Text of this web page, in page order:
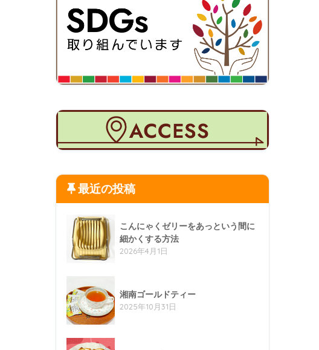
最近の投稿
こんにゃくゼリーをあっという間に
細かくする方法
2026年4月1日
湘南ゴールドティー
2025年10月31日